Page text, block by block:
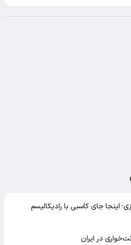
اینجا جای کاسبی با رادیکالیسم
در ایران